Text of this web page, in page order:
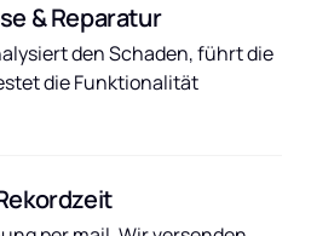
& Reparatur
den Schaden, führt die
die Funktionalität